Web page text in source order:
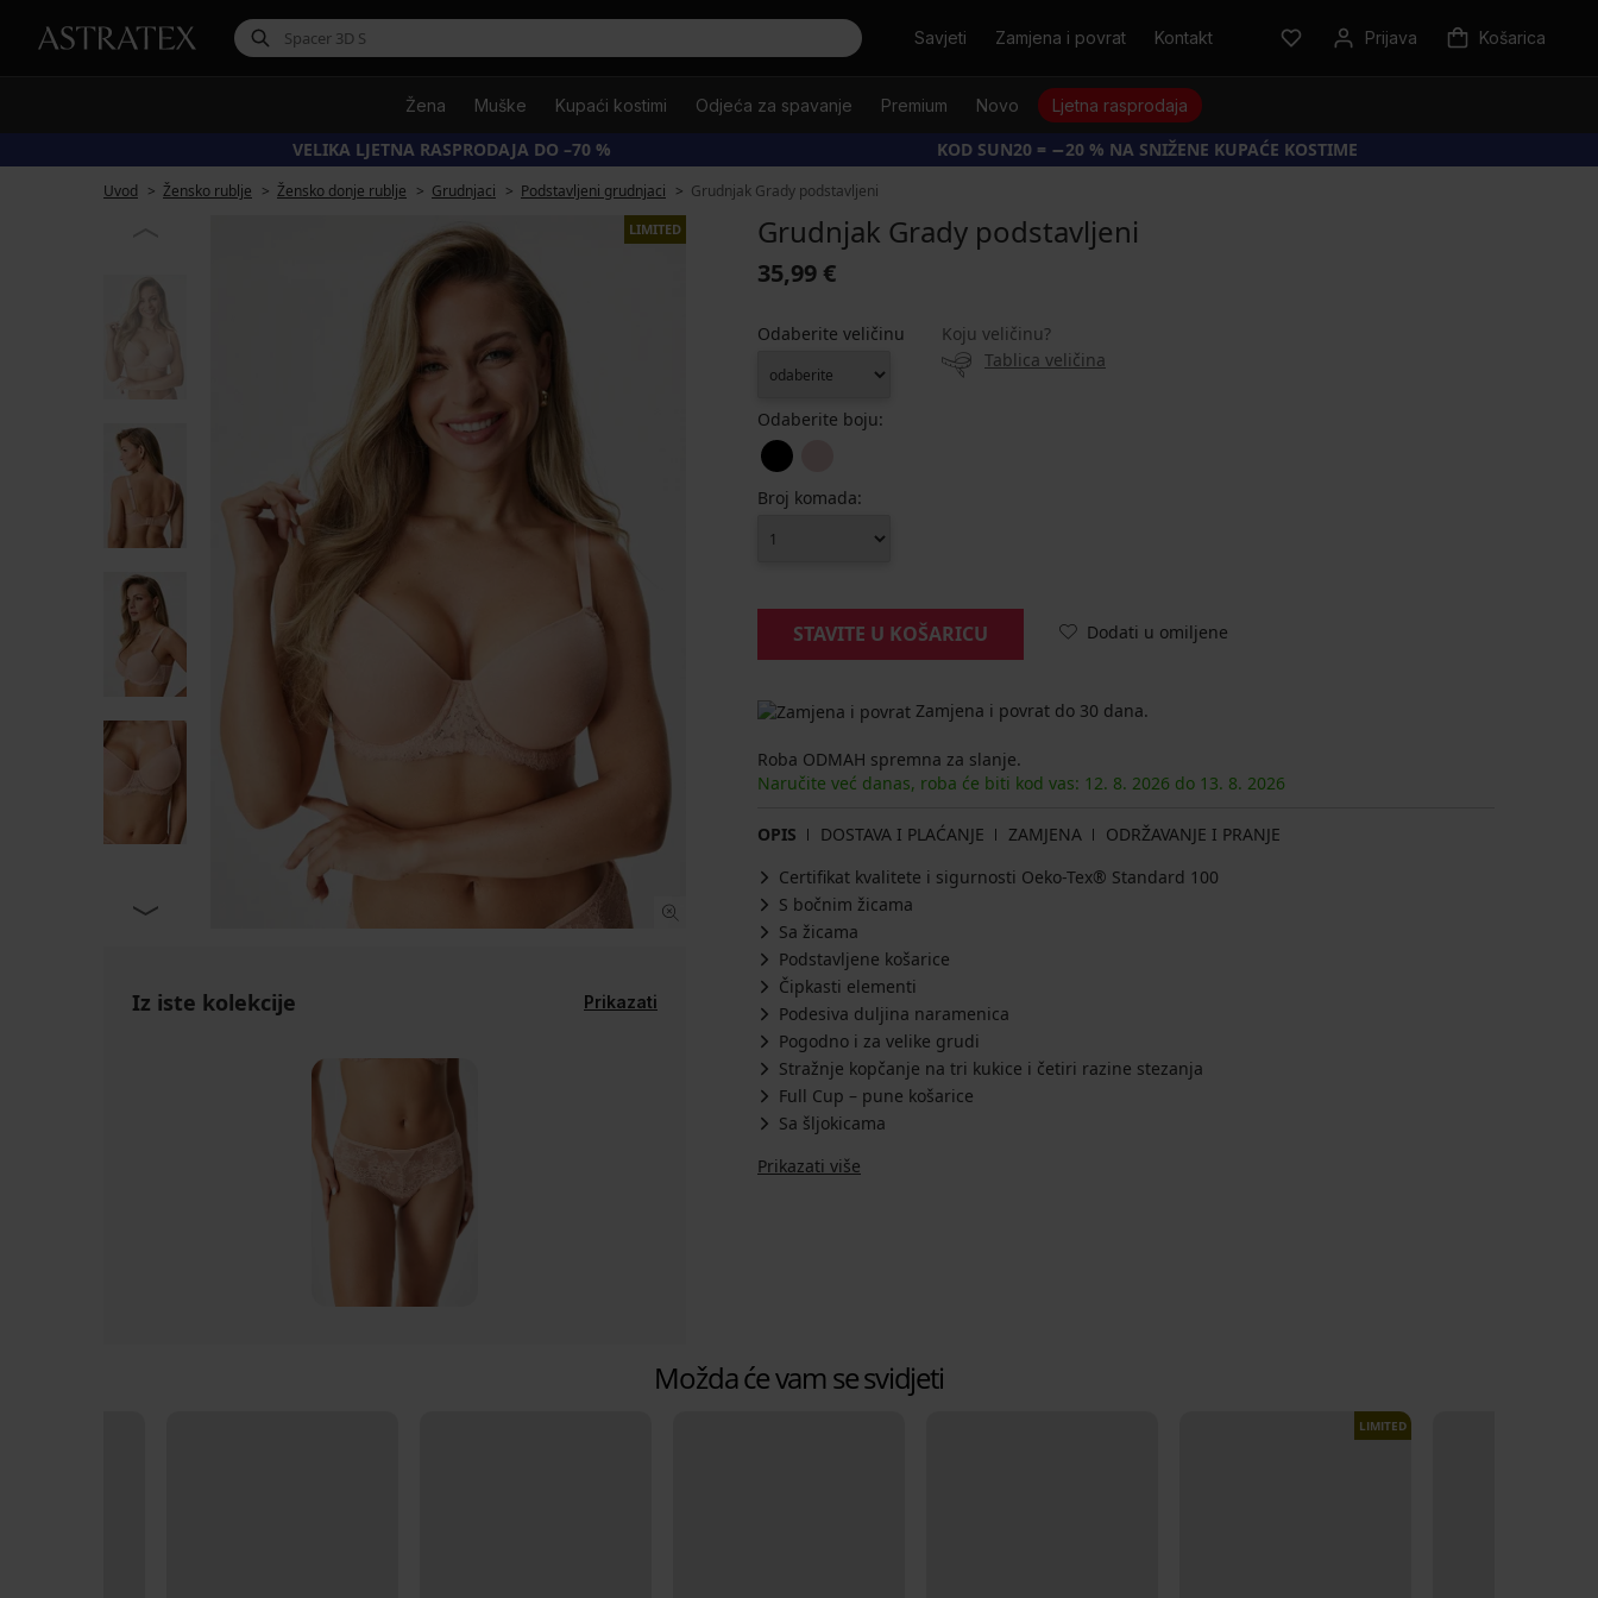
TražitiSavjeti Zamjena i povrat Kontakt Prijava Košarica
Žena Muške Kupaći kostimi Odjeća za spavanje Premium Novo Ljetna rasprodaja
VELIKA LJETNA RASPRODAJA DO –70 % KOD SUN20 = −20 % NA SNIŽENE KUPAĆE KOSTIME
Uvod Žensko rublje Žensko donje rublje Grudnjaci Podstavljeni grudnjaci Grudnjak Grady podstavljeni
LIMITED
Iz iste kolekcije Prikazati
Grudnjak Grady podstavljeni
35,99 €
Odaberite veličinu
Koju veličinu?
Tablica veličina
Odaberite boju:
Broj komada:
STAVITE U KOŠARICU Dodati u omiljene
Zamjena i povrat do 30 dana.
Roba ODMAH spremna za slanje.
Naručite već danas, roba će biti kod vas: 12. 8. 2026 do 13. 8. 2026
OPIS DOSTAVA I PLAĆANJE ZAMJENA
ODRŽAVANJE I PRANJE
Certifikat kvalitete i sigurnosti Oeko-Tex® Standard 100
S bočnim žicama
Sa žicama
Podstavljene košarice
Čipkasti elementi
Podesiva duljina naramenica
Pogodno i za velike grudi
Stražnje kopčanje na tri kukice i četiri razine stezanja
Full Cup – pune košarice
Sa šljokicama
Prikazati više
Možda će vam se svidjeti
LIMITED